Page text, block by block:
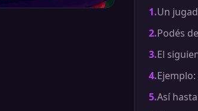
1.Un
2.Podés
3.El
4.
5.Así